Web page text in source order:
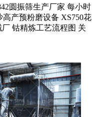
圆振筛生产厂家 每小时
高产预粉磨设备 XS750花
钴精炼工艺流程图 关